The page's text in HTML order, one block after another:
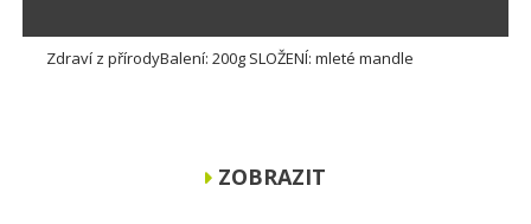
Zdraví z přírodyBalení: 200g SLOŽENÍ: mleté mandle
ZOBRAZIT